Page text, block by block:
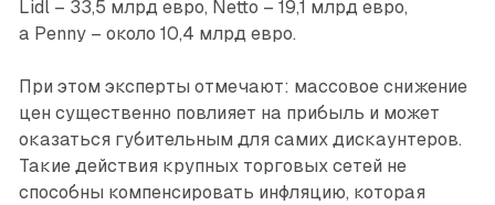
Lidl – 33,5 млрд евро, Netto – 19,1 млрд евро,
а Penny – около 10,4 млрд евро.
При этом эксперты отмечают: массовое снижение
цен существенно повлияет на прибыль и может
оказаться губительным для самих дискаунтеров.
Такие действия крупных торговых сетей не
способны компенсировать инфляцию, которая